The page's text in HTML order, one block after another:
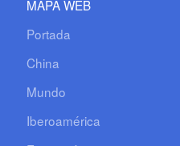
MAPA WEB
Portada
China
Mundo
Iberoamérica